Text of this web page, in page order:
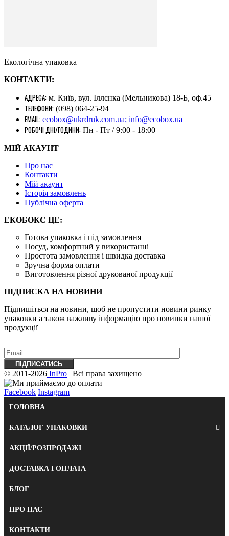
Екологічна упаковка
КОНТАКТИ:
АДРЕСА: м. Київ, вул. Іллєнка (Мельникова) 18-Б, оф.45
ТЕЛЕФОНИ: (098) 064-25-94
EMAIL: ecobox@ukrdruk.com.ua; info@ecobox.ua
РОБОЧІ ДНІ/ГОДИНИ: Пн - Пт / 9:00 - 18:00
МІЙ АКАУНТ
Про нас
Контакти
Mій акаунт
Історія замовлень
Публічна оферта
ЕКОБОКС ЦЕ:
Готова упаковка і під замовлення
Посуд, комфортний у використанні
Простота замовлення і швидка доставка
Зручна форма оплати
Виготовлення різної друкованої продукції
ПІДПИСКА НА НОВИНИ
Підпишіться на новини, щоб не пропустити новини ринку
упаковки а також важливу ​​інформацію про новинки нашої
продукції
© 2011-2026 InPro | Всі права захищено
Facebook Instagram
ГОЛОВНА
КАТАЛОГ УПАКОВКИ
АКЦІЇ/РОЗПРОДАЖІ
ДОСТАВКА І ОПЛАТА
БЛОГ
ПРО НАС
КОНТАКТИ